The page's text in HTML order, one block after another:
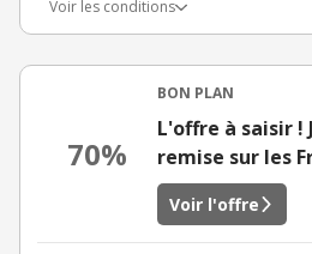
Voir les conditions
70%
BON PLAN
L'offre à saisir !
remise sur les
Voir l'offre